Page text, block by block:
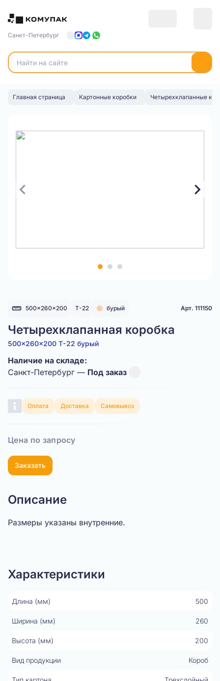
Санкт-Петербург
Главная страница Картонные коробки Четырехклапанные
500x260x200 Т-22 бурый Арт. 111150
Четырехклапанная коробка
500x260x200 Т-22 бурый
Наличие на складе:
Санкт-Петербург — Под заказ
Оплата Доставка Самовывоз
Цена по запросу
Заказать
Описание
Размеры указаны внутренние.
Характеристики
Длина (мм) 500
Ширина (мм) 260
Высота (мм) 200
Вид продукции Короб